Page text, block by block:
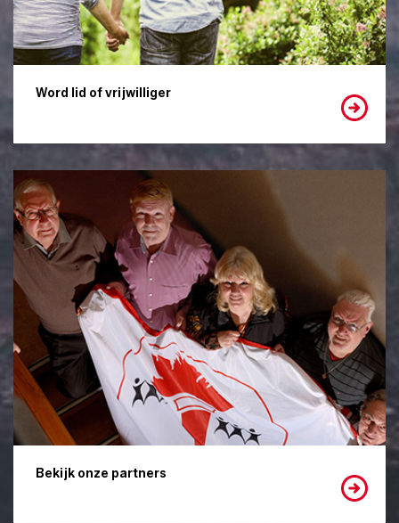
Word lid of vrijwilliger
Bekijk onze partners